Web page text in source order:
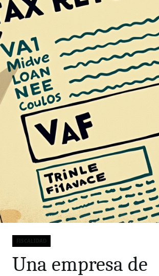
Categories
FISCALIDAD
Una empresa de